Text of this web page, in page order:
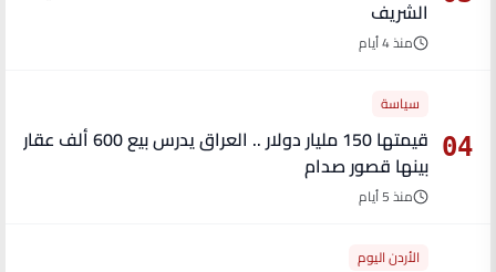
الشريف
منذ 4 أيام
04
سياسة
قيمتها 150 مليار دولار .. العراق يدرس بيع 600 ألف عقار
بينها قصور صدام
منذ 5 أيام
الأردن اليوم